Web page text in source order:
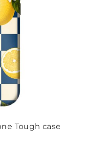
Tough case